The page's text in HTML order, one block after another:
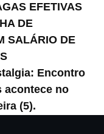
EFETIVAS
DE
SALÁRIO DE
Encontro
acontece no
(5).